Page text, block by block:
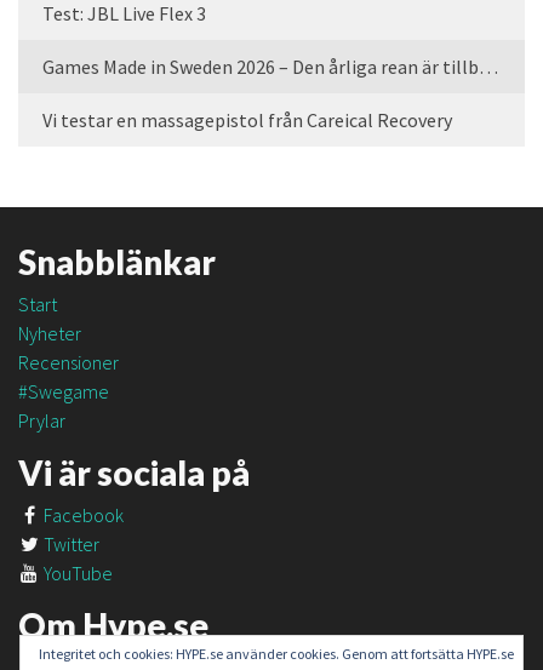
Test: JBL Live Flex 3
Games Made in Sweden 2026 – Den årliga rean är tillbaka
Vi testar en massagepistol från Careical Recovery
Snabblänkar
Start
Nyheter
Recensioner
#Swegame
Prylar
Vi är sociala på
Facebook
Twitter
YouTube
Om Hype.se
Integritet och cookies: HYPE.se använder cookies. Genom att fortsätta HYPE.se